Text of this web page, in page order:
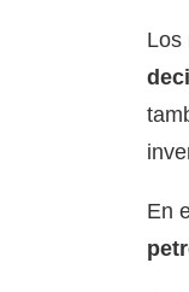
Los
En